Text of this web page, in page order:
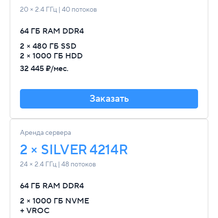
20 × 2.4 ГГц | 40 потоков
64 ГБ RAM DDR4
2 × 480 ГБ SSD
2 × 1000 ГБ HDD
32 445 ₽/мес.
Заказать
Аренда сервера
2 × SILVER 4214R
24 × 2.4 ГГц | 48 потоков
64 ГБ RAM DDR4
2 × 1000 ГБ NVME
+ VROC